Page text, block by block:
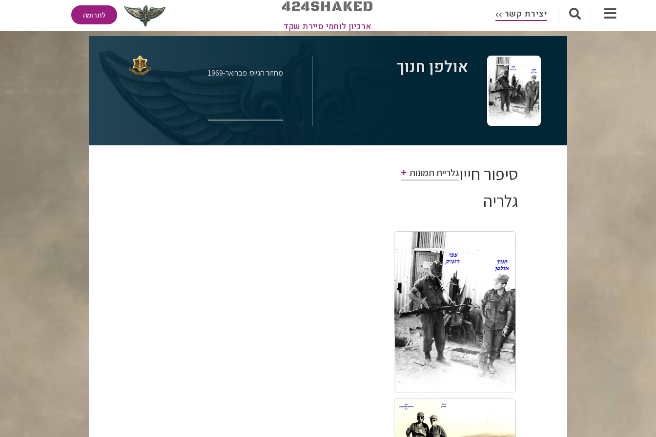
יצירת קשר 424SHAKED
ארכיון לוחמי סיירת שקד
לתרומה
אולפן חנוך מחזור הגיוס: פברואר-1969
סיפור חייוגלריית תמונות
גלריה